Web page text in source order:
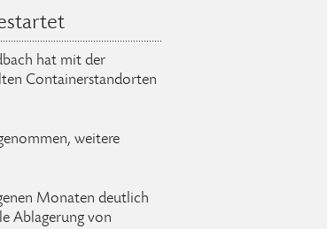
hat mit der
Containerstandorten
weitere
Monaten deutlich
Ablagerung von